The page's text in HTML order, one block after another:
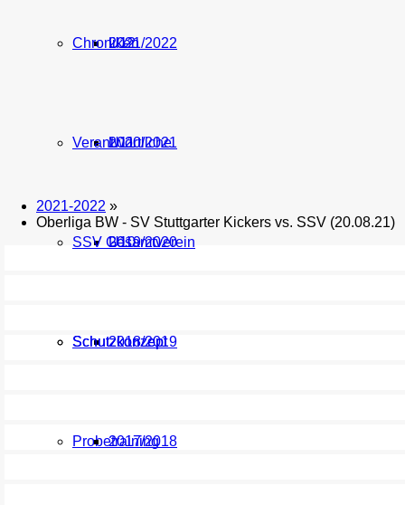
U12
U11
U10
Schutzkonzept
Probetraining
2021/2022
2020/2021
2019/2020
2018/2019
2017/2018
Chroniken
Verantwortliche
SSV Gesamtverein
Schutzkonzept
2021-2022 »
Oberliga BW - SV Stuttgarter Kickers vs. SSV (20.08.21)